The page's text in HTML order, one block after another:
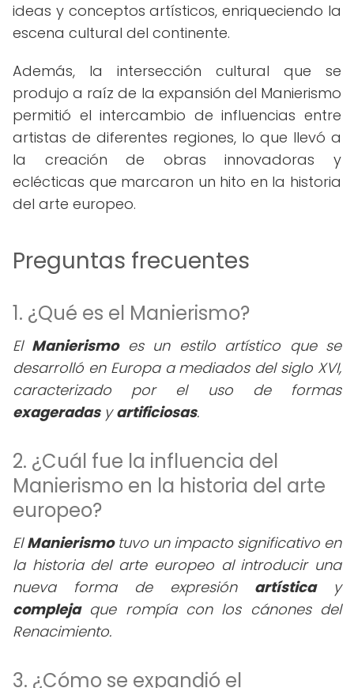
ideas y conceptos artísticos, enriqueciendo la
escena cultural del continente.
Además, la intersección cultural que se
produjo a raíz de la expansión del Manierismo
permitió el intercambio de influencias entre
artistas de diferentes regiones, lo que llevó a
la creación de obras innovadoras y
eclécticas que marcaron un hito en la historia
del arte europeo.
Preguntas frecuentes
1. ¿Qué es el Manierismo?
El Manierismoes un estilo artístico que se
desarrolló en Europa a mediados del siglo XVI,
caracterizado por el uso de formas
exageradasyartificiosas.
2. ¿Cuál fue la influencia del
Manierismo en la historia del arte
europeo?
ElManierismotuvo un impacto significativo en
la historia del arte europeo al introducir una
nueva forma de expresión artísticay
complejaque rompía con los cánones del
Renacimiento.
3. ¿Cómo se expandió el